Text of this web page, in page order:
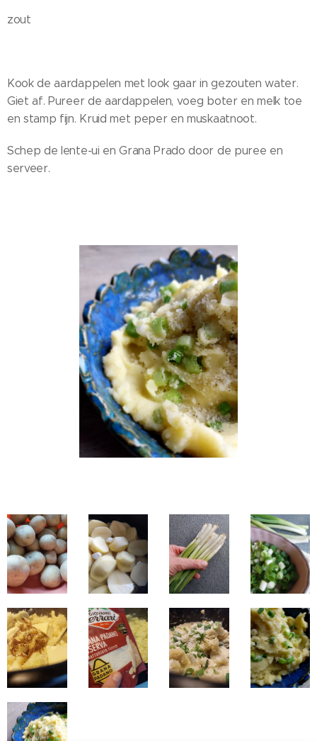
zout
Kook de aardappelen met look gaar in gezouten water.
Giet af. Pureer de aardappelen, voeg boter en melk toe
en stamp fijn. Kruid met peper en muskaatnoot.
Schep de lente-ui en Grana Prado door de puree en
serveer.